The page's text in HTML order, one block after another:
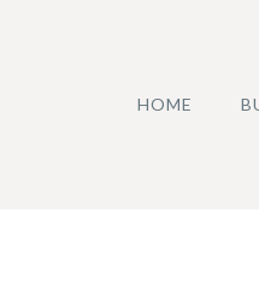
HOME